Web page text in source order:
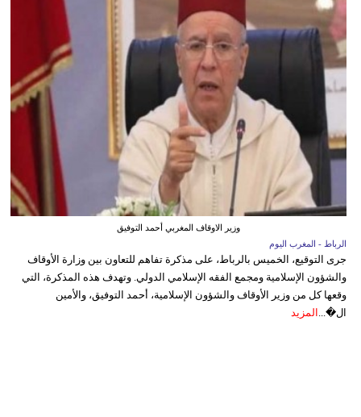
وزير الاوقاف المغربي أحمد التوفيق
الرباط - المغرب اليوم
جرى التوقيع، الخميس بالرباط، على مذكرة تفاهم للتعاون بين وزارة الأوقاف
والشؤون الإسلامية ومجمع الفقه الإسلامي الدولي. وتهدف هذه المذكرة، التي
وقعها كل من وزير الأوقاف والشؤون الإسلامية، أحمد التوفيق، والأمين
ال�... المزيد